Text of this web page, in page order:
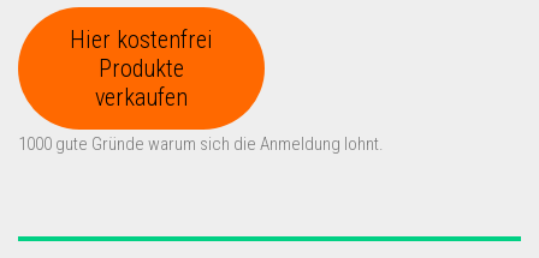
Hier kostenfrei
Produkte
verkaufen
1000 gute Gründe warum sich die Anmeldung lohnt.